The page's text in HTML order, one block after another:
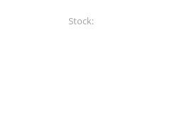
Stock: